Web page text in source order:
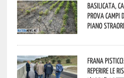
Basilicata,
prova campi
piano
Frana
reperire le